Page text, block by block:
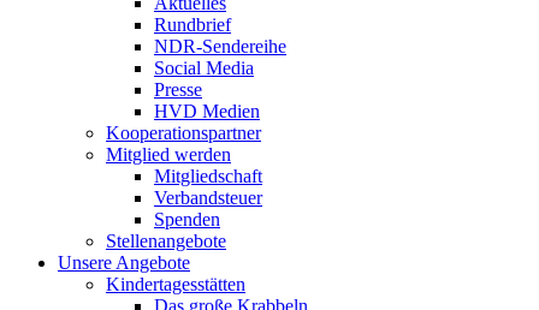
Rundbrief
NDR-Sendereihe
Social Media
Presse
HVD Medien
Kooperationspartner
Mitglied werden
Mitgliedschaft
Verbandsteuer
Spenden
Stellenangebote
Unsere Angebote
Kindertagesstätten
Das große Krabbeln